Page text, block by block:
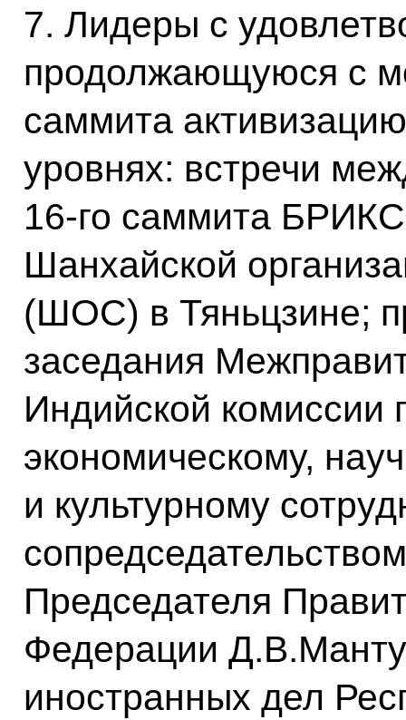
7. Лидеры с
продолжающуюся с
саммита
уровнях: встречи
16‑го саммита
Шанхайской
(ШОС) в Тяньцзине;
заседания
Индийской комиссии
экономическому,
и культурному
Председателя
Федерации
иностранных дел